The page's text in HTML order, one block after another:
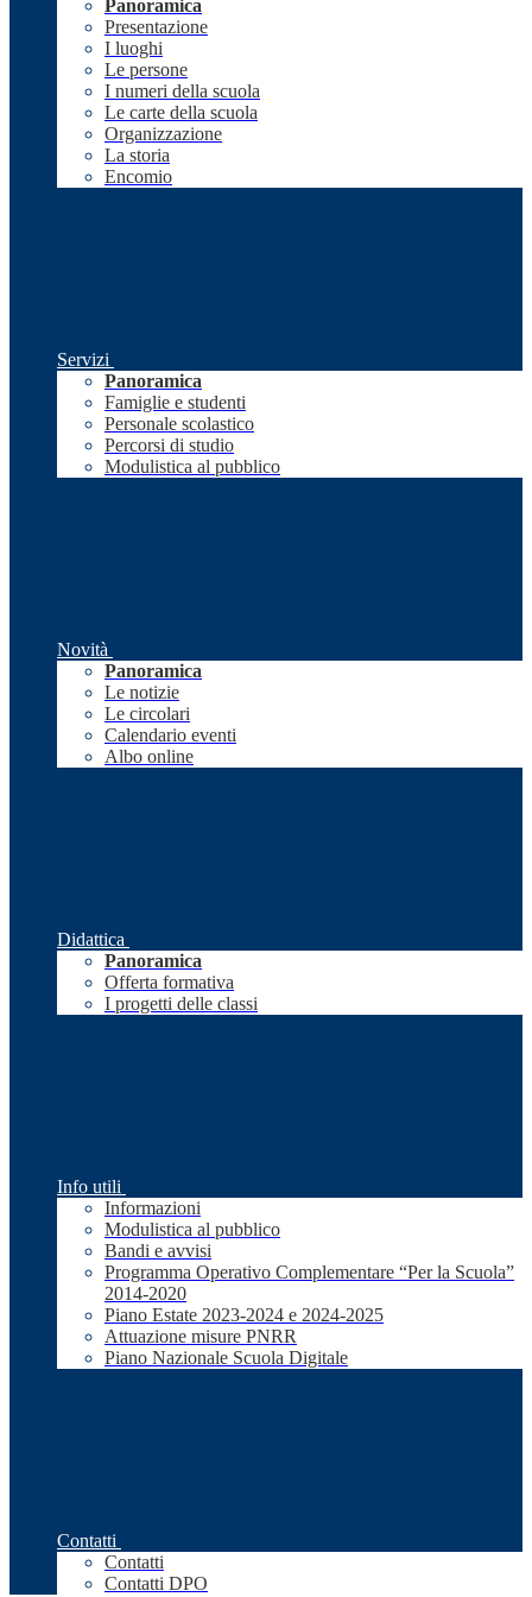
Panoramica
Presentazione
I luoghi
Le persone
I numeri della scuola
Le carte della scuola
Organizzazione
La storia
Encomio
Servizi
Panoramica
Famiglie e studenti
Personale scolastico
Percorsi di studio
Modulistica al pubblico
Novità
Panoramica
Le notizie
Le circolari
Calendario eventi
Albo online
Didattica
Panoramica
Offerta formativa
I progetti delle classi
Info utili
Informazioni
Modulistica al pubblico
Bandi e avvisi
Programma Operativo Complementare “Per la Scuola”
2014-2020
Piano Estate 2023-2024 e 2024-2025
Attuazione misure PNRR
Piano Nazionale Scuola Digitale
Contatti
Contatti
Contatti DPO